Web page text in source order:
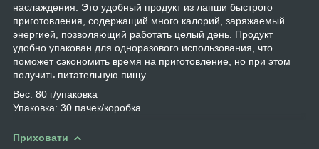
наслаждения. Это удобный продукт из лапши быстрого
приготовления, содержащий много калорий, заряжаемый
энергией, позволяющий работать целый день. Продукт
удобно упакован для одноразового использования, что
поможет сэкономить время на приготовление, но при этом
получить питательную пищу.
Вес: 80 г/упаковка
Упаковка: 30 пачек/коробка
Приховати